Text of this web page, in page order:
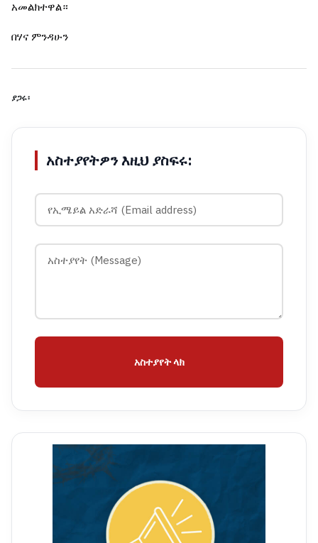
አመልክተዋል።
በሃና ምንዳሁን
ያጋሩ፡
አስተያየትዎን እዚህ ያስፍሩ:
አስተያየት ላክ